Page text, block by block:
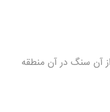
آن سنگ در آن منطقه